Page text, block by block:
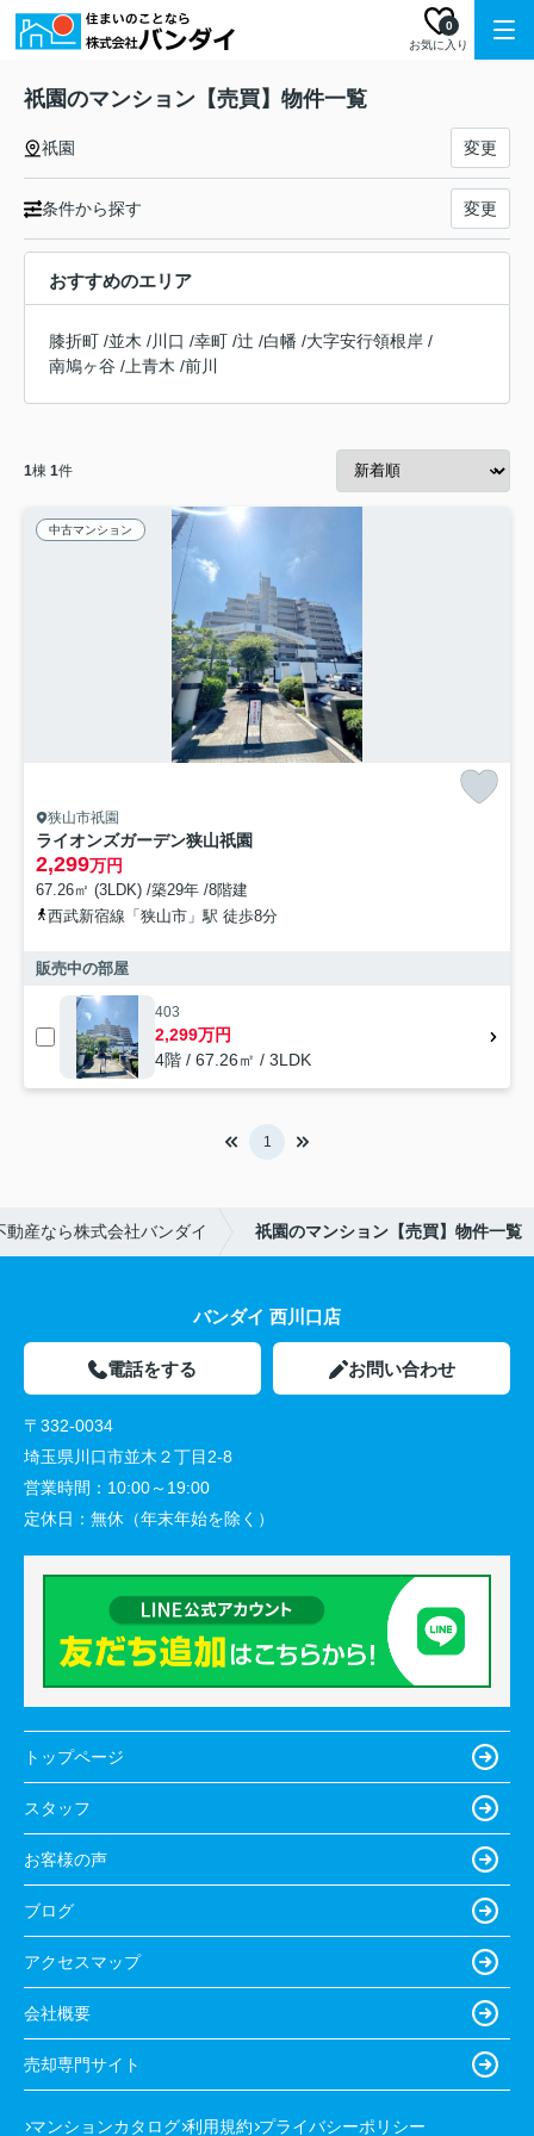
お気に入り
0
祇園のマンション【売買】物件一覧
祇園 変更
条件から探す 変更
おすすめのエリア
膝折町 /並木 /川口 /幸町 /辻 /白幡 /大字安行領根岸 /
南鳩ヶ谷 / 上青木 /前川
1棟 1件
中古マンション
狭山市祇園
ライオンズガーデン狭山祇園
2,299万円
67.26㎡ (3LDK) /築29年 /8階建
西武新宿線「狭山市」駅 徒歩8分
販売中の部屋
403
2,299万円
4階 / 67.26㎡ / 3LDK
1
動産なら株式会社バンダイ 祇園のマンション【売買】物件一覧
バンダイ 西川口店
電話をする お問い合わせ
〒332-0034
埼玉県川口市並木２丁目2-8
営業時間： 10:00～19:00
定休日： 無休（年末年始を除く）
トップページ
スタッフ
お客様の声
ブログ
アクセスマップ
会社概要
売却専門サイト
マンションカタログ 利用規約 プライバシーポリシー